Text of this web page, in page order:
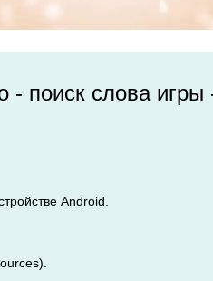
- поиск слова
Android.